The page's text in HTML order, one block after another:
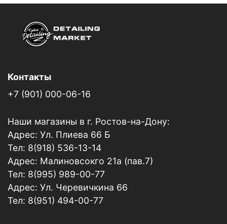
Контакты
+7 (901) 000-06-16
Наши магазины в г. Ростов-на-Дону:
Адрес: Ул. Плиева 66 Б
Тел: 8(918) 536-13-14
Адрес: Малиновсокго 21а (пав.7)
Тел: 8(995) 989-00-77
Адрес: Ул. Черевичкина 66
Тел: 8(951) 494-00-77